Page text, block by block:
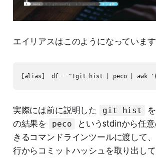
エイリアスはこのようになっています
[alias]  df = "!git hist | peco |
実際には前に説明した git hist
の結果を
peco
というstdinから任
きるコマンドラインツールに渡して、
行からコミットハッシュを取り出して